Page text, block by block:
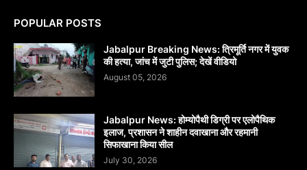
POPULAR POSTS
Jabalpur Breaking News: त्रिमूर्ति नगर में युवक
की हत्या, जांच में जुटी पुलिस; देखें वीडियो
August 05, 2026
Jabalpur News: होम्योपैथी डिग्री पर एलोपैथिक
इलाज, प्रशासन ने शाहीन दवाखाना और रहमानी
सिफाखाना किया सील
July 30, 2026